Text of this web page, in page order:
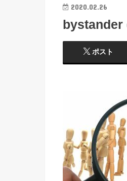
2020.02.26
bystander
ポスト